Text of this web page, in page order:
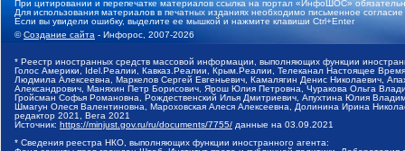
При цитировании и перепечатке материалов ссылка на портал «ИнфоШОС»
Для использования материалов в печатных изданиях необходимо письменное
Если вы увидели ошибку, выделите ее мышкой и нажмите клавиши Ctrl+Enter
©Создание сайта - Инфорос, 2007-2026
* Реестр иностранных средств массовой информации, выполняющих функции
Голос Америки, Idel.Реалии, Кавказ.Реалии, Крым.Реалии, Телеканал Настоящее
Людмила Алексеевна, Маркелов Сергей Евгеньевич, Камалягин Денис Николаевич,
Александрович, Маняхин Петр Борисович, Ярош Юлия Петровна, Чуракова Ольга
Гройсман Софья Романовна, Рождественский Илья Дмитриевич, Апухтина Юлия
Шмагун Олеся Валентиновна, Мароховская Алеся Алексеевна, Долинина Ирина
редактор 2021, Вега 2021
Источник: https://minjust.gov.ru/ru/documents/7755/ данные на 03.09.2021
* Сведения реестра НКО, выполняющих функции иностранного агента: